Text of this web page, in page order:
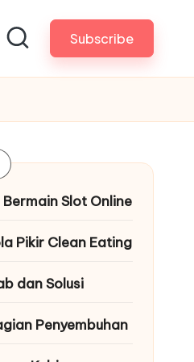
Subscribe
Slot Online
Pikir Clean Eating
dan Solusi
Penyembuhan